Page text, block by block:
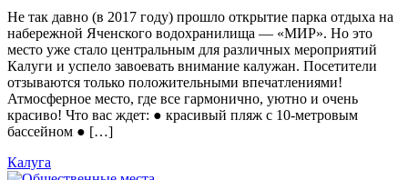
Не так давно (в 2017 году) прошло открытие парка отдыха на
набережной Яченского водохранилища — «МИР». Но это
место уже стало центральным для различных мероприятий
Калуги и успело завоевать внимание калужан. Посетители
отзываются только положительными впечатлениями!
Атмосферное место, где все гармонично, уютно и очень
красиво! Что вас ждет: ● красивый пляж с 10-метровым
бассейном ● […]
Калуга